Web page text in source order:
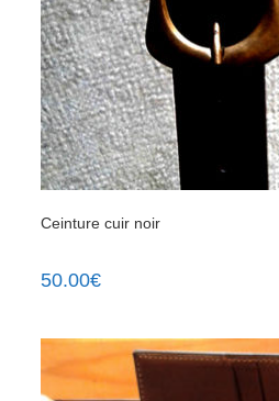
Ceinture cuir noir
50.00€